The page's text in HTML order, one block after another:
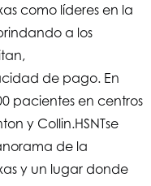
como líderes en la
a los
de pago. En
pacientes en centros
y Collin.HSNTse
de la
y un lugar donde